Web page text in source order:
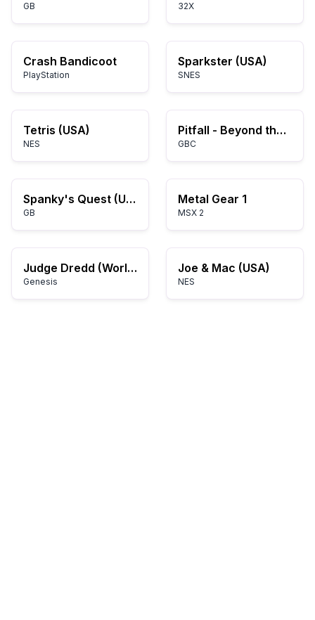
GB 32X
Crash Bandicoot
PlayStation
Sparkster (USA)
SNES
Tetris (USA)
NES
Pitfall - Beyond the Jungle (USA, Europe)
GBC
Spanky's Quest (USA)
GB
Metal Gear 1
MSX 2
Judge Dredd (World)
Genesis
Joe & Mac (USA)
NES